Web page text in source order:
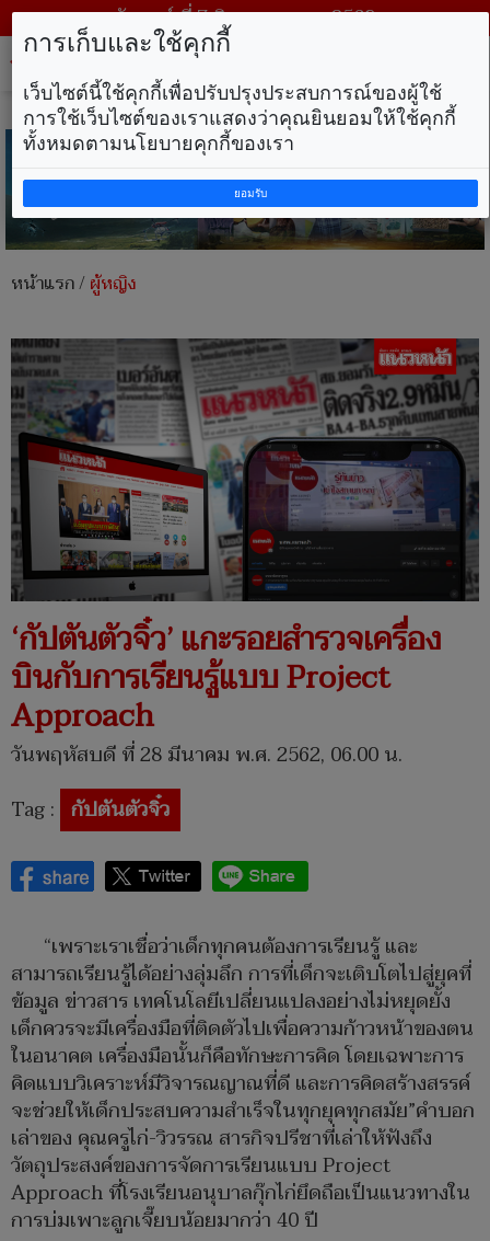
วันศุกร์ ที่ 7 สิงหาคม พ.ศ. 2569
หน้าแรก/ผู้หญิง
‘กัปตันตัวจิ๋ว’ แกะรอยสำรวจเครื่อง
บินกับการเรียนรู้แบบ Project
Approach
วันพฤหัสบดี ที่ 28 มีนาคม พ.ศ. 2562, 06.00 น.
Tag : กัปตันตัวจิ๋ว
“เพราะเราเชื่อว่าเด็กทุกคนต้องการเรียนรู้ และ
สามารถเรียนรู้ได้อย่างลุ่มลึก การที่เด็กจะเติบโตไปสู่ยุคที่
ข้อมูล ข่าวสาร เทคโนโลยีเปลี่ยนแปลงอย่างไม่หยุดยั้ง
เด็กควรจะมีเครื่องมือที่ติดตัวไปเพื่อความก้าวหน้าของตน
ในอนาคต เครื่องมือนั้นก็คือทักษะการคิด โดยเฉพาะการ
คิดแบบวิเคราะห์มีวิจารณญาณที่ดี และการคิดสร้างสรรค์
จะช่วยให้เด็กประสบความสำเร็จในทุกยุคทุกสมัย”คำบอก
เล่าของ คุณครูไก่-วิวรรณ สารกิจปรีชาที่เล่าให้ฟังถึง
วัตถุประสงค์ของการจัดการเรียนแบบ Project
Approach ที่โรงเรียนอนุบาลกุ๊กไก่ยึดถือเป็นแนวทางใน
การบ่มเพาะลูกเจี๊ยบน้อยมากว่า 40 ปี
การเก็บและใช้คุกกี้
เว็บไซต์นี้ใช้คุกกี้เพื่อปรับปรุงประสบการณ์ของผู้ใช้
การใช้เว็บไซต์ของเราแสดงว่าคุณยินยอมให้ใช้คุกกี้
ทั้งหมดตามนโยบายคุกกี้ของเรา
ยอมรับ